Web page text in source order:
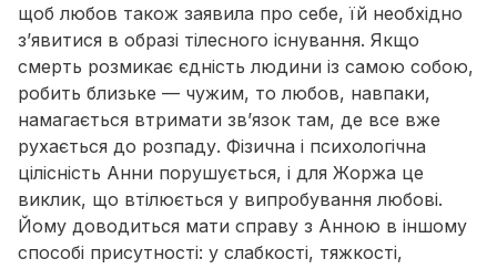
щоб любов також заявила про себе, їй необхідно
з’явитися в образі тілесного існування. Якщо
смерть розмикає єдність людини із самою собою,
робить близьке — чужим, то любов, навпаки,
намагається втримати зв’язок там, де все вже
рухається до розпаду. Фізична і психологічна
цілісність Анни порушується, і для Жоржа це
виклик, що втілюється у випробування любові.
Йому доводиться мати справу з Анною в іншому
способі присутності: у слабкості, тяжкості,